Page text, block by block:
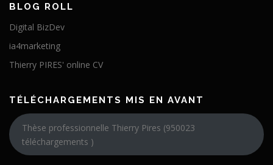
BLOG ROLL
Digital BizDev
ia4marketing
Thierry PIRES' online CV
TÉLÉCHARGEMENTS MIS EN AVANT
Thèse professionnelle Thierry Pires (950023
téléchargements )